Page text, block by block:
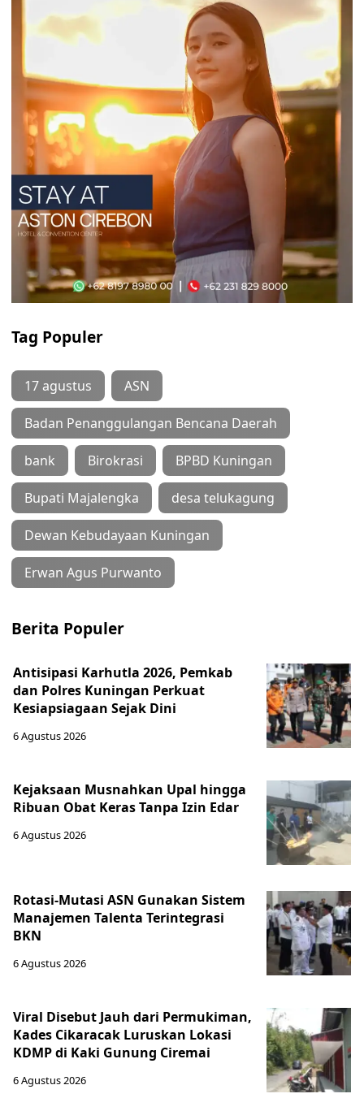
Tag Populer
17 agustus ASN
Badan Penanggulangan Bencana Daerah
bank Birokrasi BPBD Kuningan
Bupati Majalengka desa telukagung
Dewan Kebudayaan Kuningan
Erwan Agus Purwanto
Berita Populer
Antisipasi Karhutla 2026, Pemkab
dan Polres Kuningan Perkuat
Kesiapsiagaan Sejak Dini
6 Agustus 2026
Kejaksaan Musnahkan Upal hingga
Ribuan Obat Keras Tanpa Izin Edar
6 Agustus 2026
Rotasi-Mutasi ASN Gunakan Sistem
Manajemen Talenta Terintegrasi
BKN
6 Agustus 2026
Viral Disebut Jauh dari Permukiman,
Kades Cikaracak Luruskan Lokasi
KDMP di Kaki Gunung Ciremai
6 Agustus 2026